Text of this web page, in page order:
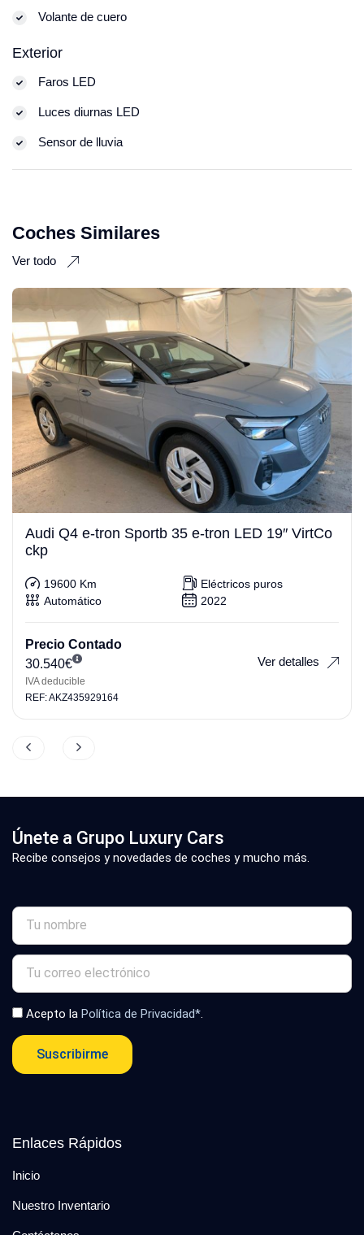
Volante de cuero
Exterior
Faros LED
Luces diurnas LED
Sensor de lluvia
Coches Similares
Ver todo
Audi Q4 e-tron Sportb 35 e-tron LED 19″ VirtCo
ckp
19600 Km
Eléctricos puros
Automático
2022
Precio Contado
30.540€
IVA deducible
Ver detalles
REF: AKZ435929164
Únete a Grupo Luxury Cars
Recibe consejos y novedades de coches y mucho más.
Acepto la Política de Privacidad*
Suscribirme
Enlaces Rápidos
Inicio
Nuestro Inventario